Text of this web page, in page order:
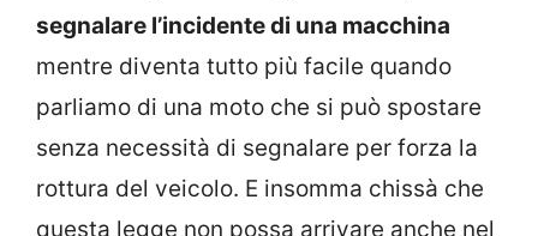
segnalare l’incidente di una macchina
mentre diventa tutto più facile quando
parliamo di una moto che si può spostare
senza necessità di segnalare per forza la
rottura del veicolo. E insomma chissà che
questa legge non possa arrivare anche nel